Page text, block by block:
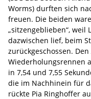
Worms) durften sich
freuen. Die beiden
„sitzengeblieben“, weil
dazwischen lief, beim
zurückgeschossen.
Wiederholungsrennen
in 7,54 und 7,55
die im Nachhinein für
rückte Pia Ringhoffer